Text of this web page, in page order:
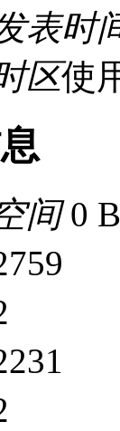
表时
区使
间0 B